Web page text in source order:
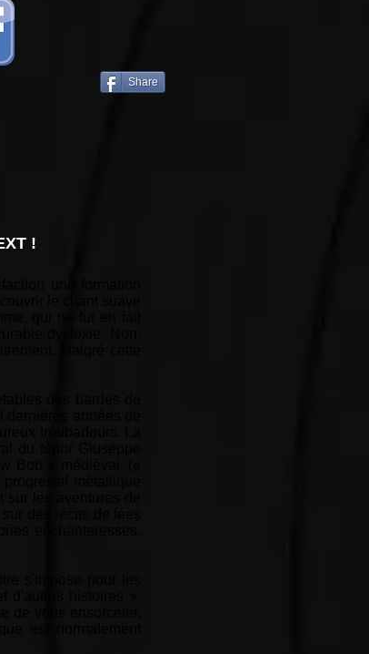
Share
!
une formation
le chant suave
qui ne fut en fait
dyslexie. Non,
Malgré cette
des bardes de
années de
troubadours. La
du ténor Giuseppe
Bob » médiéval, («
métallique
les aventures de
des récits de fées
enchanteresses.
s'impose pour les
histoires ».
de vous ensorceler,
est normalement